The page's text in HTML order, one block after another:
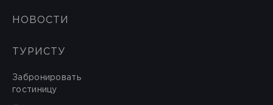
НОВОСТИ
ТУРИСТУ
Забронировать
гостиницу